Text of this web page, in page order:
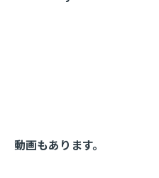
動画もあります。